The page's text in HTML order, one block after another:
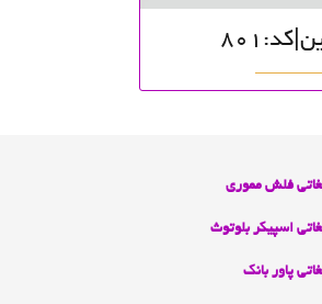
فلش مموری
اسپیکر بلوتوث
پاور بانک